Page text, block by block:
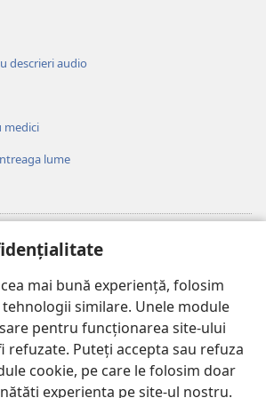
mai bună experiență, folosim
similare. Unele module
pentru funcționarea site-ului
refuzate. Puteți accepta sau refuza
cookie, pe care le folosim doar
experiența pe site-ul nostru.
descrieri audio
medici
lume
ONLINE™